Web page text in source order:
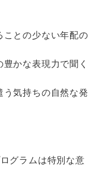
ことの少ない年配の
豊かな表現力で聞く
う気持ちの自然な発
グラムは特別な意